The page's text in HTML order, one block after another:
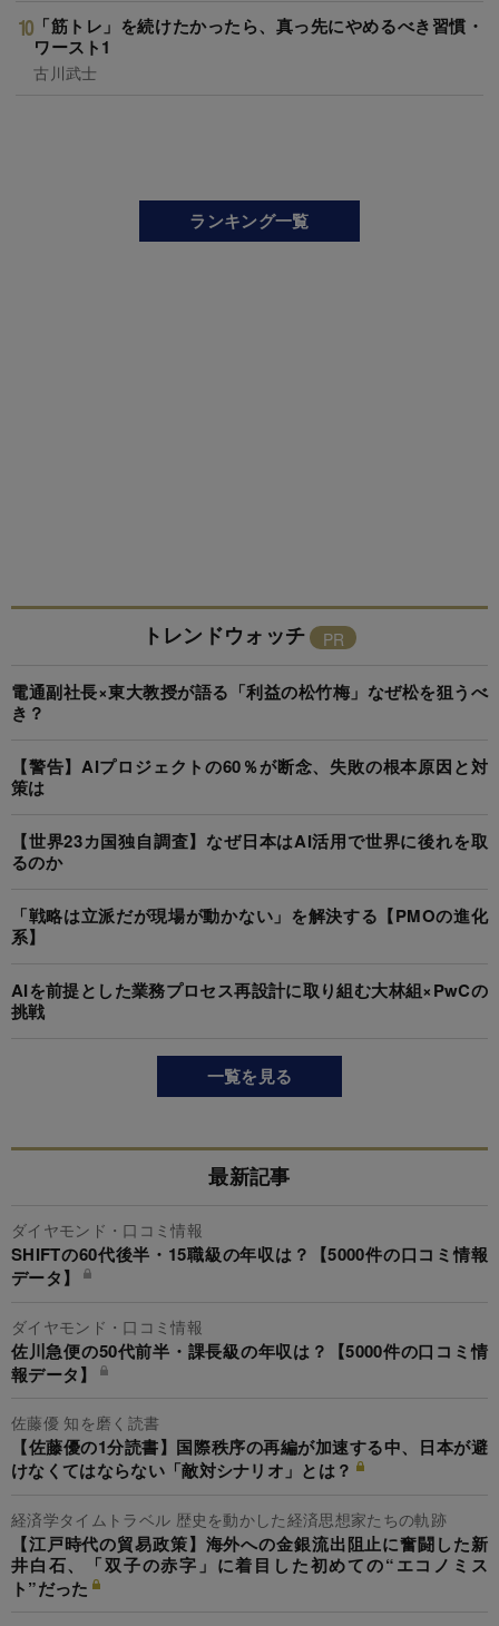
「筋トレ」を続けたかったら、真っ先にやめるべき習慣・
ワースト1
古川武士
ランキング一覧
トレンドウォッチ
電通副社長×東大教授が語る「利益の松竹梅」なぜ松を狙うべ
き？
【警告】AIプロジェクトの60％が断念、失敗の根本原因と対
策は
【世界23カ国独自調査】なぜ日本はAI活用で世界に後れを取
るのか
「戦略は立派だが現場が動かない」を解決する【PMOの進化
系】
AIを前提とした業務プロセス再設計に取り組む大林組×PwCの
挑戦
一覧を見る
最新記事
ダイヤモンド・口コミ情報
SHIFTの60代後半・15職級の年収は？【5000件の口コミ情報
データ】
ダイヤモンド・口コミ情報
佐川急便の50代前半・課長級の年収は？【5000件の口コミ情
報データ】
佐藤優 知を磨く読書
【佐藤優の1分読書】国際秩序の再編が加速する中、日本が避
けなくてはならない「敵対シナリオ」とは？
経済学タイムトラベル 歴史を動かした経済思想家たちの軌跡
【江戸時代の貿易政策】海外への金銀流出阻止に奮闘した新
井白石、「双子の赤字」に着目した初めての“エコノミス
ト”だった